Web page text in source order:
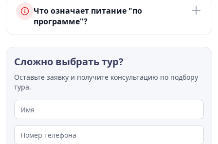
Что означает питание "по
программе"?
Сложно выбрать тур?
Оставьте заявку и получите консультацию по подбору
тура.